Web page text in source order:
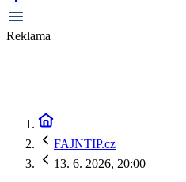
Reklama
FAJNTIP.cz
13. 6. 2026, 20:00